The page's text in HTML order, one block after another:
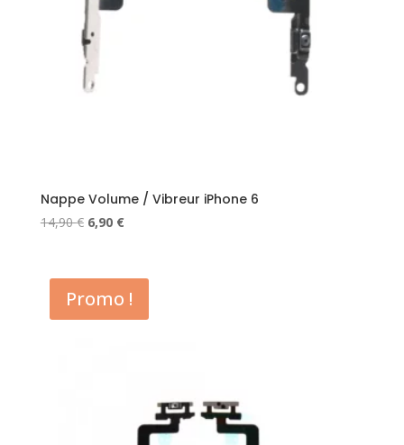
Nappe Volume / Vibreur iPhone 6
14,90€ Le
était :
14,90 €.
6,90 €Le
est :
6,90 €.
Promo !